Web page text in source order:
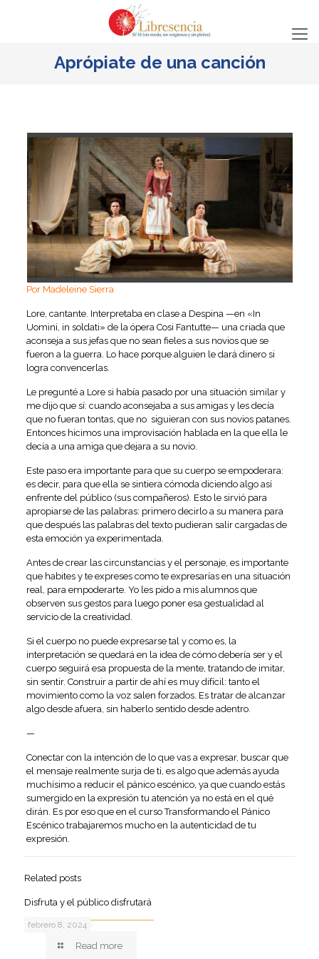
Aprópiate de una canción
Por Madeleine Sierra
Lore, cantante. Interpretaba en clase a Despina —en «In
Uomini, in soldati» de la ópera Cosi Fantutte— una criada que
aconseja a sus jefas que no sean fieles a sus novios que se
fueron a la guerra. Lo hace porque alguien le dará dinero si
logra convencerlas.
Le pregunté a Lore si había pasado por una situación similar y
me dijo que sí: cuando aconsejaba a sus amigas y les decía
que no fueran tontas, que no siguieran con sus novios patanes.
Entonces hicimos una improvisación hablada en la que ella le
decía a una amiga que dejara a su novio.
Este paso era importante para que su cuerpo se empoderara:
es decir, para que ella se sintiera cómoda diciendo algo así
enfrente del público (sus compañeros). Esto le sirvió para
apropiarse de las palabras: primero decirlo a su manera para
que después las palabras del texto pudieran salir cargadas de
esta emoción ya experimentada.
Antes de crear las circunstancias y el personaje, es importante
que habites y te expreses como te expresarías en una situación
real, para empoderarte. Yo les pido a mis alumnos que
observen sus gestos para luego poner esa gestualidad al
servicio de la creatividad.
Si el cuerpo no puede expresarse tal y como es, la
interpretación se quedará en la idea de cómo debería ser y el
cuerpo seguirá esa propuesta de la mente, tratando de imitar,
sin sentir. Construir a partir de ahí es muy difícil: tanto el
movimiento como la voz salen forzados. Es tratar de alcanzar
algo desde afuera, sin haberlo sentido desde adentro.
—
Conectar con la intención de lo que vas a expresar, buscar que
el mensaje realmente surja de ti, es algo que además ayuda
muchísimo a reducir el pánico escénico, ya que cuando estás
sumergido en la expresión tu atención ya no está en el qué
dirán. Es por eso que en el curso Transformando el Pánico
Escénico trabajaremos mucho en la autenticidad de tu
expresión.
Related posts
febrero 8, 2024
Disfruta y el público disfrutará
Read more